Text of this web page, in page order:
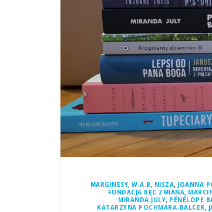
MARGINESY,W.A.B , NISZA, JOANNA
FUNDACJA BĘC ZMIANA,
MIRANDA JULY, PÉNÉLOPE
KATARZYNA POCHMARA-BALCER,